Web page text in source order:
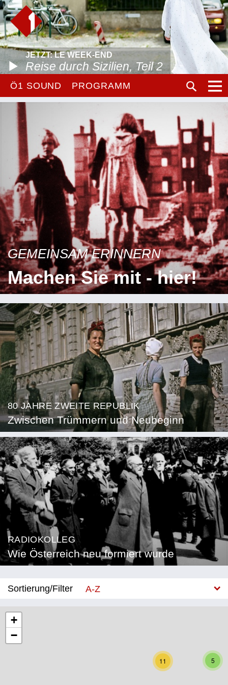
JETZT: LE WEEK-END
Reise durch Sizilien, Teil 2
Ö1 SOUND PROGRAMM
GEMEINSAM ERINNERN
Machen Sie mit - hier!
80 JAHRE ZWEITE REPUBLIK
Zwischen Trümmern und Neubeginn
RADIOKOLLEG
Wie Österreich neu formiert wurde
Sortierung/Filter
A-Z
11 5
+
−